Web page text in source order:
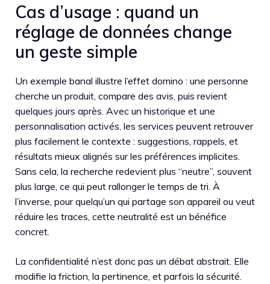
Cas d’usage : quand un
réglage de données change
un geste simple
Un exemple banal illustre l’effet domino : une personne
cherche un produit, compare des avis, puis revient
quelques jours après. Avec un historique et une
personnalisation activés, les services peuvent retrouver
plus facilement le contexte : suggestions, rappels, et
résultats mieux alignés sur les préférences implicites.
Sans cela, la recherche redevient plus “neutre”, souvent
plus large, ce qui peut rallonger le temps de tri. À
l’inverse, pour quelqu’un qui partage son appareil ou veut
réduire les traces, cette neutralité est un bénéfice
concret.
La confidentialité n’est donc pas un débat abstrait. Elle
modifie la friction, la pertinence, et parfois la sécurité.